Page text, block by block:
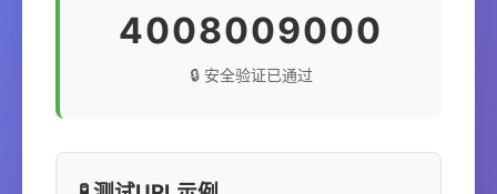
4008009000
🔒 安全验证已通过